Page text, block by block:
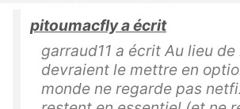
pitoumacfly a écrit
garraud11 a écrit Au lieu
devraient le mettre en
monde ne regarde pas